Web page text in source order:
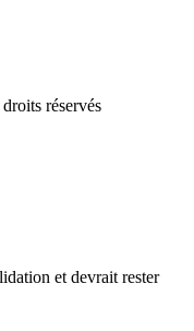
réservés
et devrait rester